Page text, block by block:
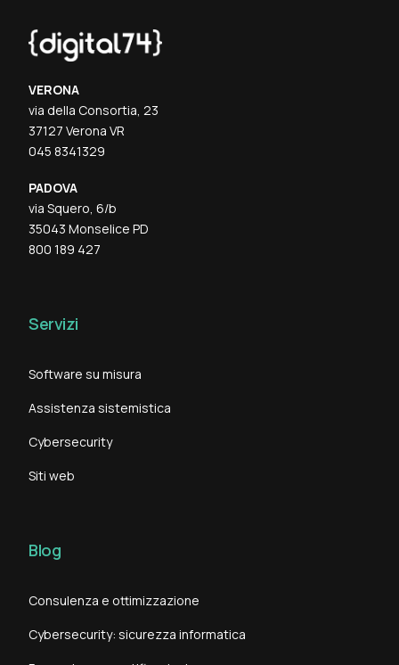
VERONA
via della Consortia, 23
37127 Verona VR
045 8341329
PADOVA
via Squero, 6/b
35043 Monselice PD
800 189 427
Servizi
Software su misura
Assistenza sistemistica
Cybersecurity
Siti web
Blog
Consulenza e ottimizzazione
Cybersecurity: sicurezza informatica